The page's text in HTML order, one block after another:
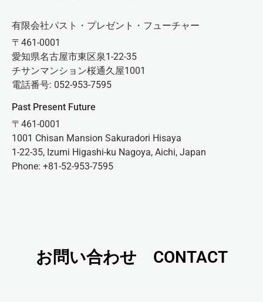
有限会社パスト・プレゼント・フューチャー
〒461-0001
愛知県名古屋市東区泉1-22-35
チサンマンション桜通久屋1001
電話番号: 052-953-7595
Past Present Future
〒461-0001
1001 Chisan Mansion Sakuradori Hisaya
1-22-35, Izumi Higashi-ku Nagoya, Aichi, Japan
Phone: +81-52-953-7595
お問い合わせ CONTACT